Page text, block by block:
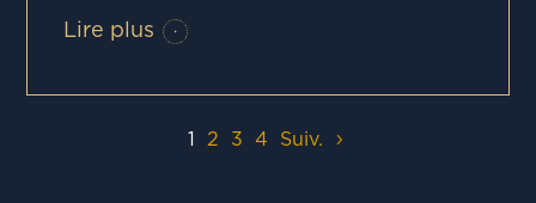
Lire plus
1 2 3 4 Suiv.